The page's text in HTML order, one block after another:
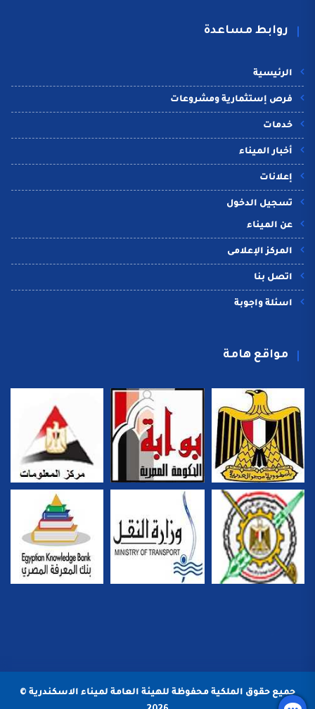
روابط مساعدة
الرئيسية
فرص إستثمارية ومشروعات
خدمات
أخبار الميناء
إعلانات
تسجيل الدخول
عن الميناء
المركز الإعلامى
اتصل بنا
اسئلة واجوبة
مواقع هامة
جميع حقوق الملكية محفوظة للهيئة العامة لميناء الاسكندرية ©